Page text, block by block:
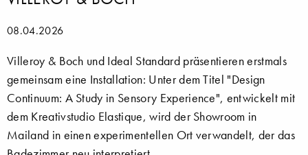
08.04.2026
Villeroy & Boch und Ideal Standard präsentieren erstmals
gemeinsam eine Installation: Unter dem Titel "Design
Continuum: A Study in Sensory Experience", entwickelt mit
dem Kreativstudio Elastique, wird der Showroom in
Mailand in einen experimentellen Ort verwandelt, der das